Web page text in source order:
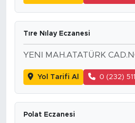
Tıre Nılay Eczanesi
YENI MAH.ATATÜRK
Yol Tarifi Al 0 (232)
Polat Eczanesi